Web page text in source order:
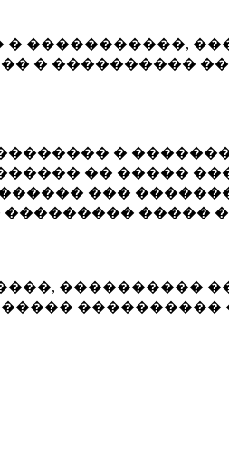
�����������,
� ����������
�
�� �����
���
�����
����������
����������